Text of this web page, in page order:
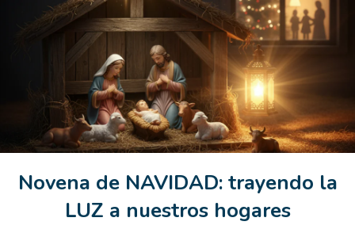
Novena de NAVIDAD: trayendo la
LUZ a nuestros hogares